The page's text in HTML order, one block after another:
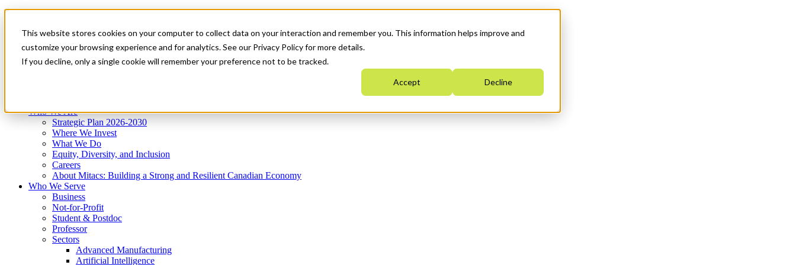
This website stores cookies on your computer to collect data on your interaction and remember you. This information helps improve and
customize your browsing experience and for analytics. See our Privacy Policy for more details.
If you decline, only a single cookie will remember your preference not to be tracked.
Accept Decline
News & Events
Get Started
Menu
Who We Are
Strategic Plan 2026-2030
Where We Invest
What We Do
Equity, Diversity, and Inclusion
Careers
About Mitacs: Building a Strong and Resilient Canadian Economy
Who We Serve
Business
Not-for-Profit
Student & Postdoc
Professor
Sectors
Advanced Manufacturing
Artificial Intelligence